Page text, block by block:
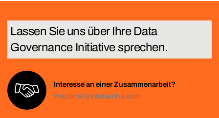
Lassen Sie uns über Ihre Tech
Interesse an einer Zusammenarbeit?
welcome@intanumba.com